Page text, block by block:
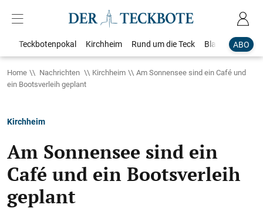
ABO
Teckbotenpokal Kirchheim Rund um die Teck Blaulicht
Home Nachrichten Kirchheim
Am Sonnensee sind ein Café und
ein Bootsverleih geplant
Kirchheim
Am Sonnensee sind ein
Café und ein Bootsverleih
geplant